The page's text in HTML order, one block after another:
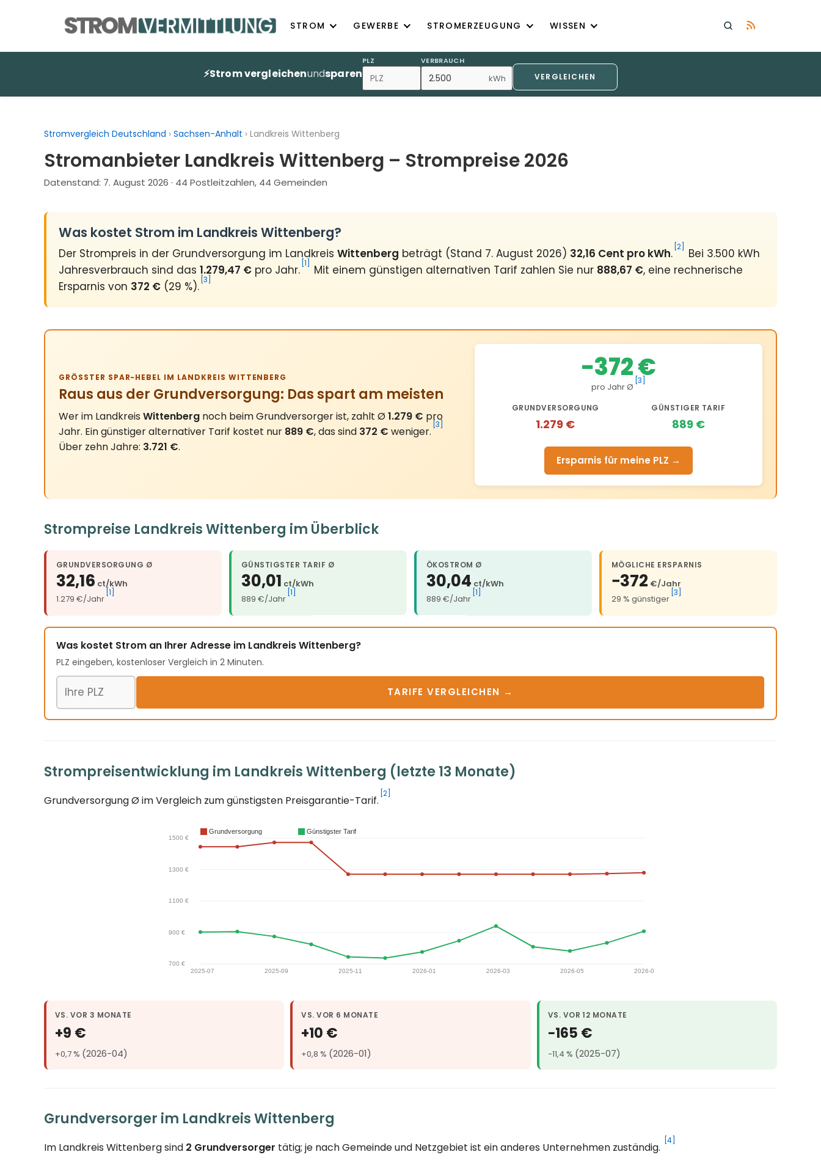
STROM GEWERBE STROMERZEUGUNG WISSEN
⚡Strom vergleichenundsparen
PLZ VERBRAUCH
kWh VERGLEICHEN
Stromvergleich Deutschland › Sachsen-Anhalt › Landkreis Wittenberg
Stromanbieter Landkreis Wittenberg – Strompreise 2026
Datenstand: 7. August 2026 · 44 Postleitzahlen, 44 Gemeinden
Was kostet Strom im Landkreis Wittenberg?
Der Strompreis in der Grundversorgung im Landkreis Wittenberg beträgt (Stand 7. August 2026) 32,16 Cent pro kWh. [2]
Bei 3.500 kWh
Jahresverbrauch sind das 1.279,47 € pro Jahr. [1] Mit einem günstigen alternativen Tarif zahlen Sie nur 888,67 €, eine rechnerische
Ersparnis von 372 € (29 %). [3]
GRÖSSTER SPAR-HEBEL IM LANDKREIS WITTENBERG
Raus aus der Grundversorgung: Das spart am meisten
Wer im Landkreis Wittenberg noch beim Grundversorger ist, zahlt Ø1.279 € pro
Jahr. Ein günstiger alternativer Tarif kostet nur 889 €, das sind 372 € weniger. [3]
Über zehn Jahre: 3.721 €.
−372 €
pro Jahr Ø
[3]
GRUNDVERSORGUNG
1.279 €
GÜNSTIGER TARIF
889 €
Ersparnis für meine PLZ →
Strompreise Landkreis Wittenberg im Überblick
GRUNDVERSORGUNG Ø
32,16 ct/kWh
1.279 €/Jahr
[1]
GÜNSTIGSTER TARIF Ø
30,01 ct/kWh
889 €/Jahr
[1]
ÖKOSTROM Ø
30,04 ct/kWh
889 €/Jahr
[1]
MÖGLICHE ERSPARNIS
−372 €/Jahr
29 % günstiger
[3]
Was kostet Strom an Ihrer Adresse im Landkreis Wittenberg?
PLZ eingeben, kostenloser Vergleich in 2 Minuten.
Postleitzahl
TARIFE VERGLEICHEN →
Strompreisentwicklung im Landkreis Wittenberg (letzte 13 Monate)
Grundversorgung Ø im Vergleich zum günstigsten Preisgarantie-Tarif. [2]
VS. VOR 3 MONATE
+9 €
+0,7 % (2026-04)
VS. VOR 6 MONATE
+10 €
+0,8 % (2026-01)
VS. VOR 12 MONATE
−165 €
−11,4 % (2025-07)
Grundversorger im Landkreis Wittenberg
Im Landkreis Wittenberg sind 2 Grundversorger tätig; je nach Gemeinde und Netzgebiet ist ein anderes Unternehmen zuständig. [4]